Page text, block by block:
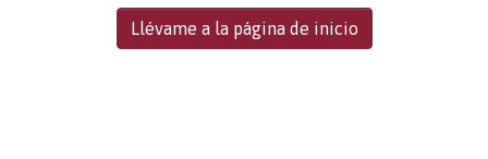
Llévame a la página de inicio